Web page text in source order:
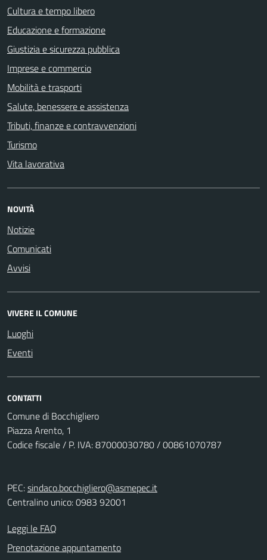
Cultura e tempo libero
Educazione e formazione
Giustizia e sicurezza pubblica
Imprese e commercio
Mobilità e trasporti
Salute, benessere e assistenza
Tributi, finanze e contravvenzioni
Turismo
Vita lavorativa
NOVITÀ
Notizie
Comunicati
Avvisi
VIVERE IL COMUNE
Luoghi
Eventi
CONTATTI
Comune di Bocchigliero
Piazza Arento, 1
Codice fiscale / P. IVA: 87000030780 / 00861070787
PEC:sindaco.bocchigliero@asmepec.it
Centralino unico: 0983 92001
Leggi le FAQ
Prenotazione appuntamento